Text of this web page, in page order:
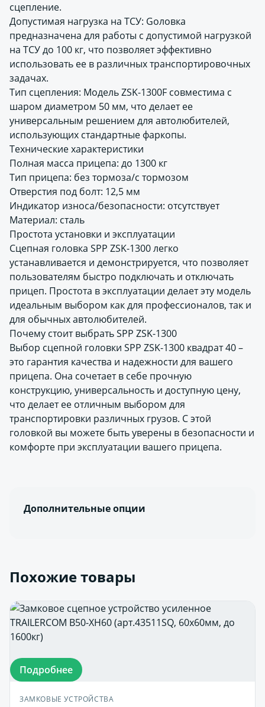
сцепление.
Допустимая нагрузка на ТСУ: Gоловка
предназначена для работы с допустимой нагрузкой
на ТСУ до 100 кг, что позволяет эффективно
использовать ее в различных транспортировочных
задачах.
Тип сцепления: Модель ZSK-1300F совместима с
шаром диаметром 50 мм, что делает ее
универсальным решением для автолюбителей,
использующих стандартные фаркопы.
Технические характеристики
Полная масса прицепа: до 1300 кг
Тип прицепа: без тормоза/с тормозом
Отверстия под болт: 12,5 мм
Индикатор износа/безопасности: отсутствует
Материал: сталь
Простота установки и эксплуатации
Сцепная головка SPP ZSK-1300 легко
устанавливается и демонстрируется, что позволяет
пользователям быстро подключать и отключать
прицеп. Простота в эксплуатации делает эту модель
идеальным выбором как для профессионалов, так и
для обычных автолюбителей.
Почему стоит выбрать SPP ZSK-1300
Выбор сцепной головки SPP ZSK-1300 квадрат 40 –
это гарантия качества и надежности для вашего
прицепа. Она сочетает в себе прочную
конструкцию, универсальность и доступную цену,
что делает ее отличным выбором для
транспортировки различных грузов. С этой
головкой вы можете быть уверены в безопасности и
комфорте при эксплуатации вашего прицепа.
Дополнительные опции
Похожие товары
Подробнее
ЗАМКОВЫЕ УСТРОЙСТВА